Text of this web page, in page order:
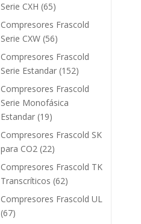
Serie CXH (65)
Compresores Frascold
Serie CXW (56)
Compresores Frascold
Serie Estandar (152)
Compresores Frascold
Serie Monofásica
Estandar (19)
Compresores Frascold SK
para CO2 (22)
Compresores Frascold TK
Transcríticos (62)
Compresores Frascold UL
(67)